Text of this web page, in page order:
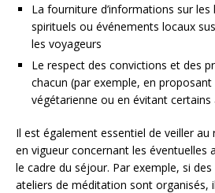
La fourniture d’informations sur
spirituels ou événements locaux
les voyageurs
Le respect des convictions et des
chacun (par exemple, en proposant
végétarienne ou en évitant certains
Il est également essentiel de veiller au
en vigueur concernant les éventuelles
le cadre du séjour. Par exemple, si
ateliers de méditation sont organisés,